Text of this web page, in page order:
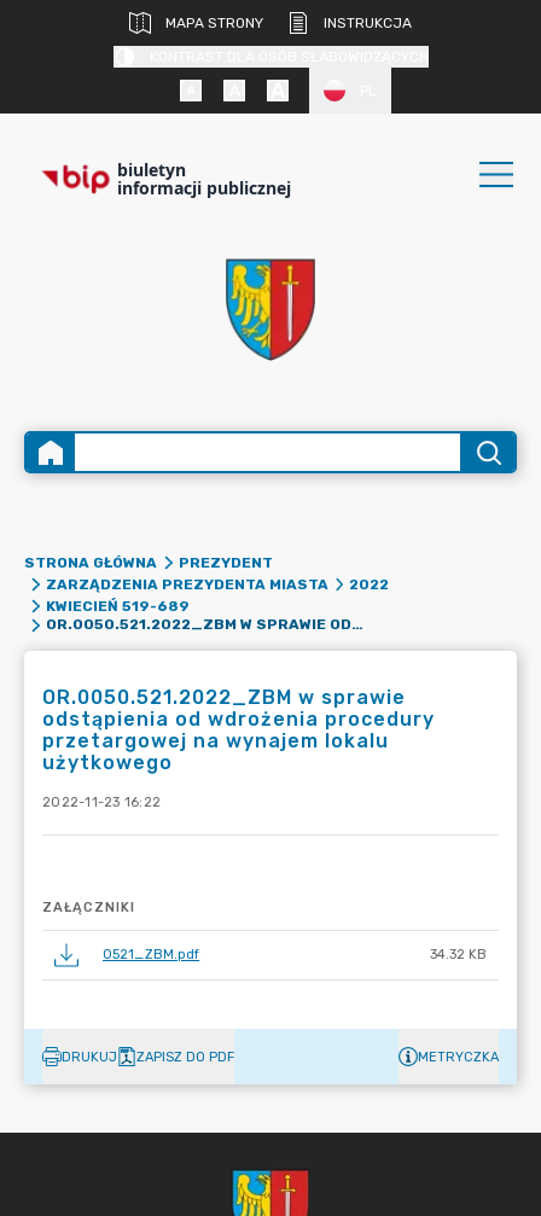
MAPA STRONY
INSTRUKCJA
biuletyn
informacji publicznej
STRONA GŁÓWNA
PREZYDENT
ZARZĄDZENIA PREZYDENTA MIASTA
2022
KWIECIEŃ 519-689
OR.0050.521.2022_ZBM W SPRAWIE ODSTĄPIENIA OD WDROŻENIA PROCEDURY PRZETARGOWEJ NA WYNAJEM LOKALU UŻYTKOWEGO
OR.0050.521.2022_ZBM w sprawie
odstąpienia od wdrożenia procedury
przetargowej na wynajem lokalu
użytkowego
2022-11-23 16:22
ZAŁĄCZNIKI
0521_ZBM.pdf 34.32 KB
DRUKUJ ZAPISZ DO PDF METRYCZKA